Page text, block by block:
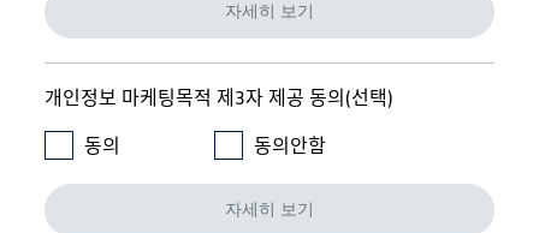
자세히 보기
개인정보 마케팅목적 제3자 제공 동의(선택)
동의
동의안함
자세히 보기